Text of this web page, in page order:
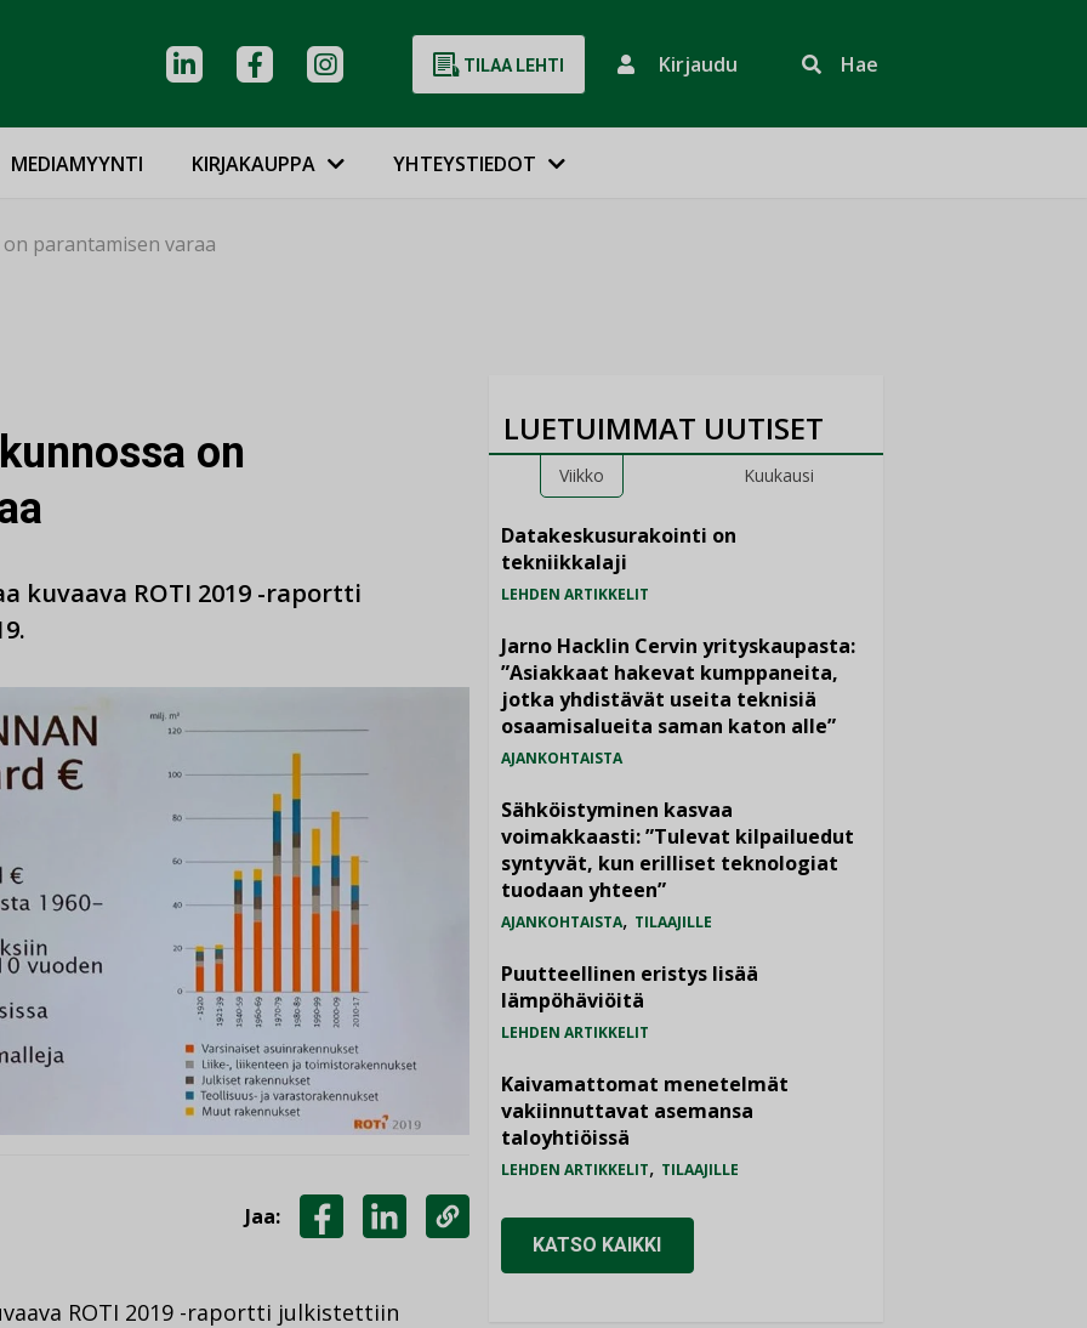
TILAA LEHTI Kirjaudu Hae
MEDIAMYYNTI KIRJAKAUPPA YHTEYSTIEDOT
parantamisen varaa
on
kuvaava ROTI 2019 -raportti
Jaa:
LINKEDINISSÄ
LINKKI
ROTI 2019 -raportti julkistettiin
LUETUIMMAT UUTISET
Viikko Kuukausi
Datakeskusurakointi on
tekniikkalaji
LEHDEN ARTIKKELIT
Jarno Hacklin Cervin yrityskaupasta:
”Asiakkaat hakevat kumppaneita,
jotka yhdistävät useita teknisiä
osaamisalueita saman katon alle”
AJANKOHTAISTA
Sähköistyminen kasvaa
voimakkaasti: ”Tulevat kilpailuedut
syntyvät, kun erilliset teknologiat
tuodaan yhteen”
AJANKOHTAISTA, TILAAJILLE
Puutteellinen eristys lisää
lämpöhäviöitä
LEHDEN ARTIKKELIT
Kaivamattomat menetelmät
vakiinnuttavat asemansa
taloyhtiöissä
LEHDEN ARTIKKELIT, TILAAJILLE
KATSO KAIKKI